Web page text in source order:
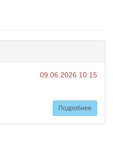
09.06.2026 10:15
Подробнее